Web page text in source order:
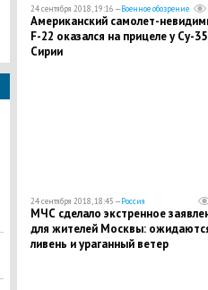
24 сентября 2018, 19:16 —Военное обозрение
Американский самолет-
F-22 оказался на прицеле у Су-
Сирии
24 сентября 2018, 18:45 —Россия
МЧС сделало экстренное
для жителей Москвы:
ливень и ураганный ветер